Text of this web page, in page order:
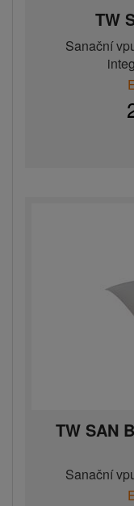
TW
Sanační
TW SAN
Sanační